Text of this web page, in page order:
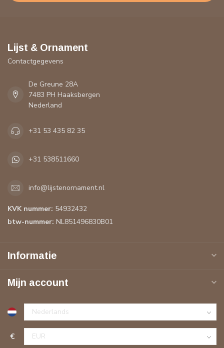
Lijst & Ornament
Contactgegevens
De Greune 28A
7483 PH Haaksbergen
Nederland
+31 53 435 82 35
+31 538511660
info@lijstenornament.nl
KVK nummer: 54932432
btw-nummer: NL851496830B01
Informatie
Mijn account
€